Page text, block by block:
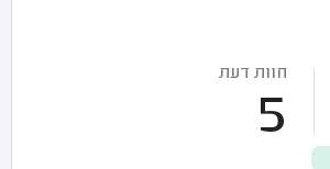
חוות דעת
5